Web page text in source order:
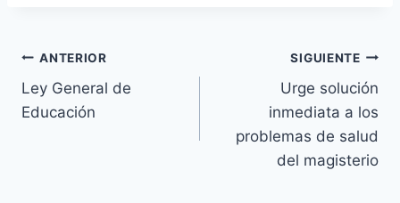
Navegación
de
ANTERIOR
Ley General de
Educación
SIGUIENTE
Urge solución
inmediata a los
problemas de salud
del magisterio